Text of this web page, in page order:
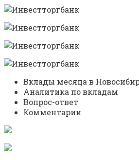
Вклады месяца в
Аналитика по вкладам
Вопрос-ответ
Комментарии